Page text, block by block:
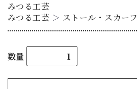
みつる工芸
みつる工芸 ＞ ストール・スカーフ
数量